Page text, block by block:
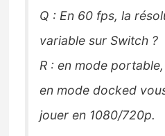
Q : En 60 fps, la
variable sur Switch ?
R : en mode
en mode docked
jouer en 1080/720p.